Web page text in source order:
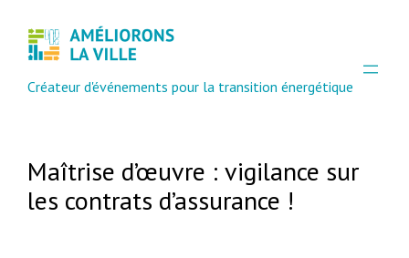
Créateur d'événements pour la transition énergétique
Maîtrise d’œuvre : vigilance sur
les contrats d’assurance !